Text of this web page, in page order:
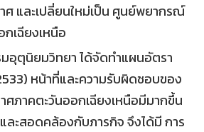
และเปลี่ยนใหม่เป็น ศูนย์พยากรณ์
เฉียงเหนือ
อุตุนิยมวิทยา ได้จัดทำแผนอัตรา
หน้าที่และความรับผิดชอบของ
ภาคตะวันออกเฉียงเหนือมีมากขึ้น
ละสอดคล้องกับภารกิจ จึงได้มี การ